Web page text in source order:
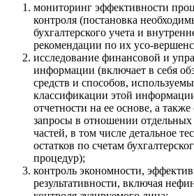
мониторинг эффективности
контроля (постановка
бухгалтерского учета и
рекомендации по их усо-
исследование финансовой и
информации (включает в себя
средств и способов,
классификации этой
отчетности на ее основе, а
запросы в отношении
частей, в том числе детальное
остатков по счетам
процедур);
контроль экономности,
результативности, включая